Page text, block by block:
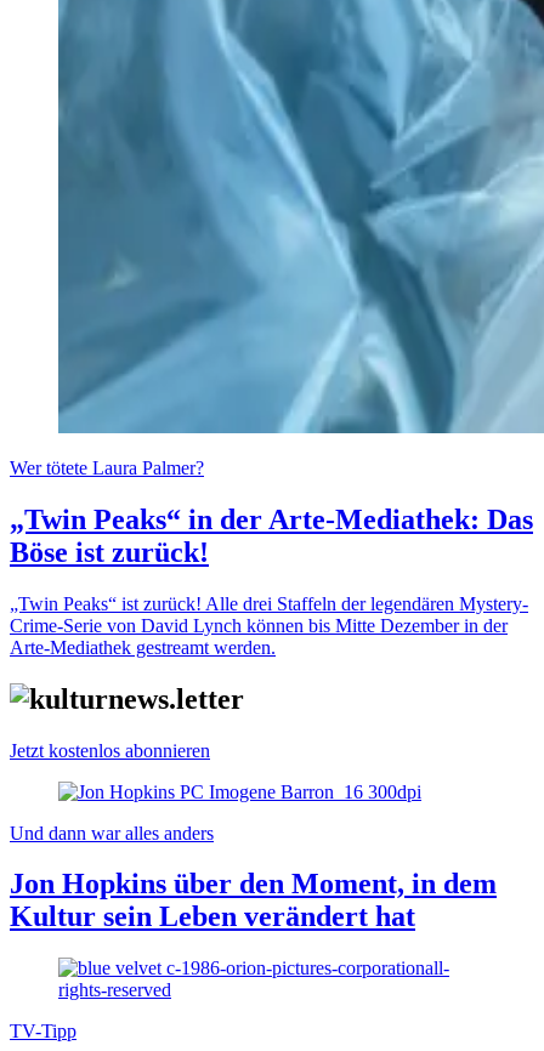
Wer tötete Laura Palmer?
„Twin Peaks“ in der Arte-Mediathek: Das
Böse ist zurück!
„Twin Peaks“ ist zurück! Alle drei Staffeln der legendären Mystery-
Crime-Serie von David Lynch können bis Mitte Dezember in der
Arte-Mediathek gestreamt werden.
Jetzt kostenlos abonnieren
Und dann war alles anders
Jon Hopkins über den Moment, in dem
Kultur sein Leben verändert hat
TV-Tipp